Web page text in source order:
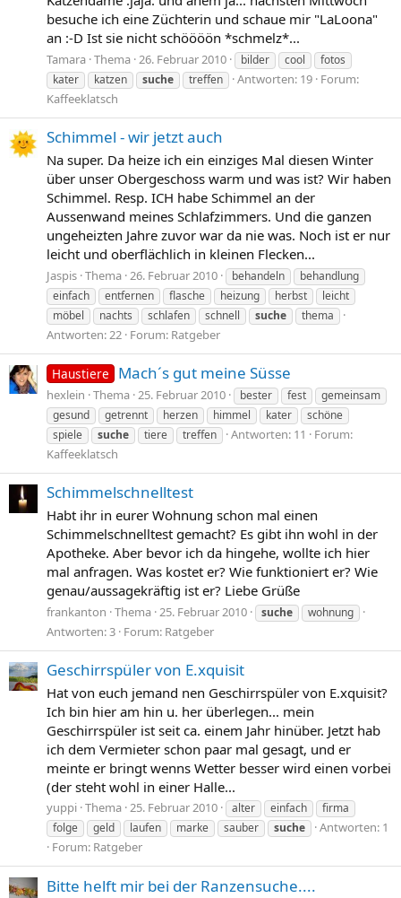
besuche ich eine Züchterin und schaue mir "LaLoona"
an :-D Ist sie nicht schöööön *schmelz*...
Tamara Thema 26. Februar 2010 bilder cool
fotos
kater
katzen suche treffen Antworten: 19 Forum:
Kaffeeklatsch
Schimmel - wir jetzt auch
Na super. Da heize ich ein einziges Mal diesen Winter
über unser Obergeschoss warm und was ist? Wir haben
Schimmel. Resp. ICH habe Schimmel an der
Aussenwand meines Schlafzimmers. Und die ganzen
ungeheizten Jahre zuvor war da nie was. Noch ist er nur
leicht und oberflächlich in kleinen Flecken...
Jaspis Thema 26. Februar 2010 behandeln
behandlung
einfach
entfernen flasche heizung herbst
leicht
möbel
nachts schlafen schnell suche thema
Antworten: 22 Forum: Ratgeber
Haustiere Mach´s gut meine Süsse
hexlein Thema 25. Februar 2010 bester fest
gemeinsam
gesund
getrennt herzen himmel kater
schöne
spiele
suche tiere treffen Antworten: 11
Forum:
Kaffeeklatsch
Schimmelschnelltest
Habt ihr in eurer Wohnung schon mal einen
Schimmelschnelltest gemacht? Es gibt ihn wohl in der
Apotheke. Aber bevor ich da hingehe, wollte ich hier
mal anfragen. Was kostet er? Wie funktioniert er? Wie
genau/aussagekräftig ist er? Liebe Grüße
frankanton Thema 25. Februar 2010 suche wohnung
Antworten: 3 Forum: Ratgeber
Geschirrspüler von E.xquisit
Hat von euch jemand nen Geschirrspüler von E.xquisit?
Ich bin hier am hin u. her überlegen... mein
Geschirrspüler ist seit ca. einem Jahr hinüber. Jetzt hab
ich dem Vermieter schon paar mal gesagt, und er
meinte er bringt wenns Wetter besser wird einen vorbei
(der steht wohl in einer Halle...
yuppi Thema 25. Februar 2010 alter einfach
firma
folge
geld laufen marke sauber suche
Antworten: 1
Forum: Ratgeber
Bitte helft mir bei der Ranzensuche....